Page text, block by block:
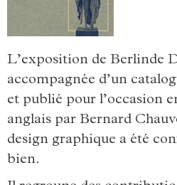
L’exposition de Berlinde
accompagnée d’un
et publié pour l’occasion
anglais par Bernard
design graphique a été
bien.